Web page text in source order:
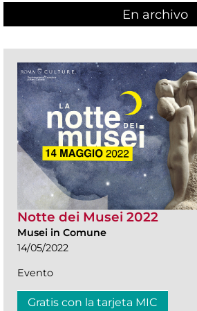
En archivo
Notte dei Musei 2022
Musei in Comune
14/05/2022
Evento
Gratis con la tarjeta MIC